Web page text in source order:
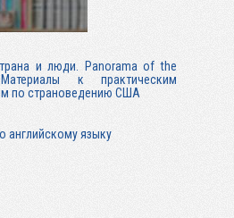
и люди. Panorama of the
к практическим
по страноведению США
английскому языку